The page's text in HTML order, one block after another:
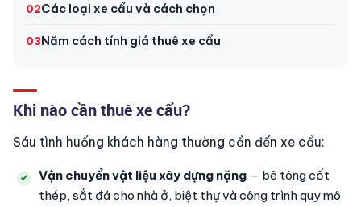
Các loại xe cẩu và cách chọn
Năm cách tính giá thuê xe cẩu
Khi nào cần thuê xe cẩu?
Sáu tình huống khách hàng thường cần đến xe cẩu:
Vận chuyển vật liệu xây dựng nặng — bê tông cốt
thép, sắt đá cho nhà ở, biệt thự và công trình quy mô